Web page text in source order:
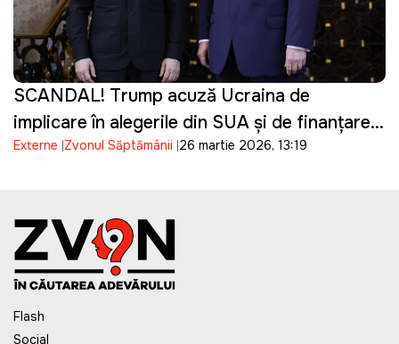
SCANDAL! Trump acuză Ucraina de
implicare în alegerile din SUA și de finanțarea
campaniei lui Biden
Externe Zvonul Săptămânii 26 martie 2026, 13:19
Flash
Social